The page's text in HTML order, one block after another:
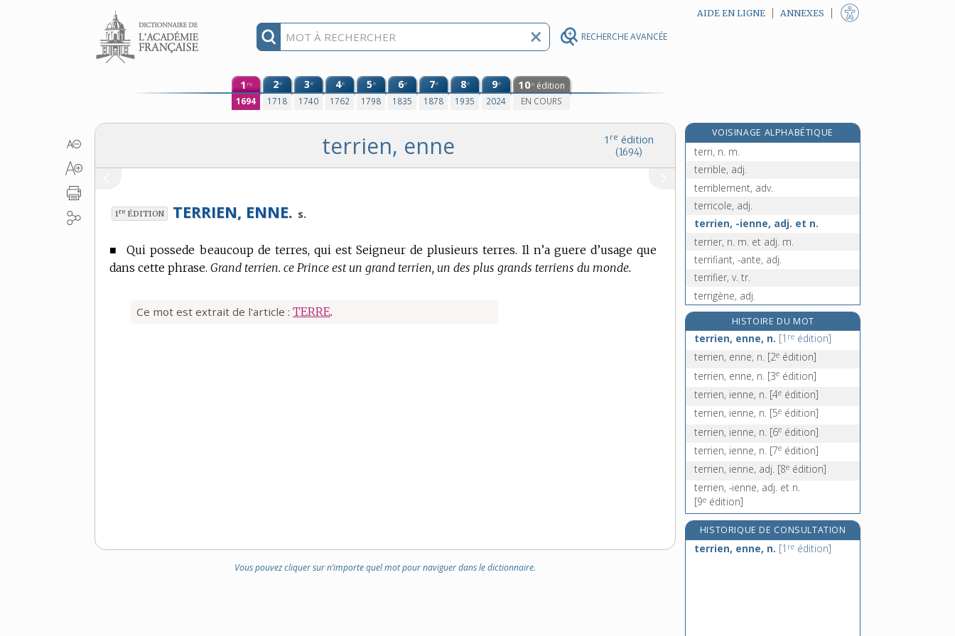
RECHERCHE AVANCÉE
Aller au contenu AIDE EN LIGNE ANNEXES
1 re
1694
2e
1718
3e
1740
4e
1762
5e
1798
6e
1835
7e
1878
8e
1935
9e
2024
10e édition
EN COURS
1 re édition
(1694)
terrien, enne
1re ÉDITION TERRIEN, ENNE. s.
■Qui possede beaucoup de terres, qui est Seigneur de plusieurs terres. Il n’a guere d’usage que
dans cette phrase. Grand terrien. ce Prince est un grand terrien, un des plus grands terriens du monde.
Ce mot est extrait de l'article : TERRE.
Vous pouvez cliquer sur n’importe quel mot pour naviguer dans le dictionnaire.
VOISINAGE ALPHABÉTIQUE
terreux, -euse, adj.
terri, n. m.
terrible, adj.
terriblement, adv.
terricole, adj.
terrien, -ienne, adj. et n.
terrier, n. m. et adj. m.
terrifiant, -ante, adj.
terrifier, v. tr.
terrigène, adj.
terril, n. m.
terrine, n. f.
territoire, n. m.
HISTOIRE DU MOT
terrien, enne, n. [1 re édition]
terrien, enne, n. [2e édition]
terrien, enne, n. [3e édition]
terrien, ienne, n. [4e édition]
terrien, ienne, n. [5e édition]
terrien, ienne, n. [6e édition]
terrien, ienne, n. [7e édition]
terrien, ienne, adj. [8e édition]
terrien, -ienne, adj. et n.
[9e édition]
HISTORIQUE DE CONSULTATION
terrien, enne, n. [1 re édition]